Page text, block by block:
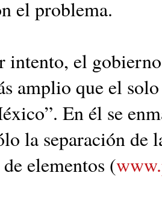
el problema.
intento, el
amplio que el
En él se
la separación de
elementos (